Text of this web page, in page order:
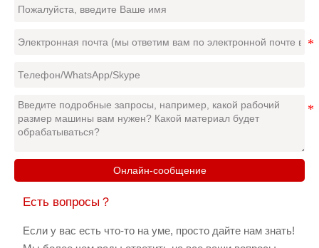
Онлайн-сообщение
Есть вопросы？
Если у вас есть что-то на уме, просто дайте нам знать!